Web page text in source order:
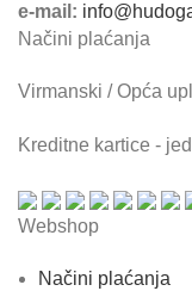
e-mail:
Načini plaćanja
Virmanski / Opća
Kreditne kartice -
Webshop
Načini plaćanja